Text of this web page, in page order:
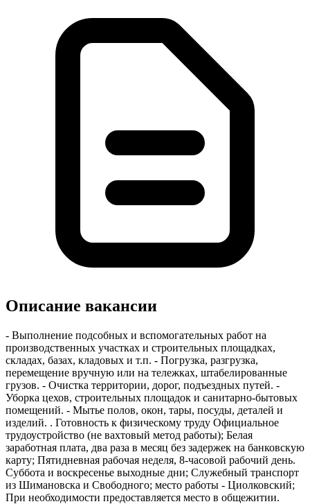
Описание вакансии
- Выполнение подсобных и вспомогательных работ на
производственных участках и строительных площадках,
складах, базах, кладовых и т.п. - Погрузка, разгрузка,
перемещение вручную или на тележках, штабелированные
грузов. - Очистка территории, дорог, подъездных путей. -
Уборка цехов, строительных площадок и санитарно-бытовых
помещений. - Мытье полов, окон, тары, посуды, деталей и
изделий. . Готовность к физическому труду Официальное
трудоустройство (не вахтовый метод работы); Белая
заработная плата, два раза в месяц без задержек на банковскую
карту; Пятидневная рабочая неделя, 8-часовой рабочий день.
Суббота и воскресенье выходные дни; Служебный транспорт
из Шимановска и Свободного; место работы - Циолковский;
При необходимости предоставляется место в общежитии.